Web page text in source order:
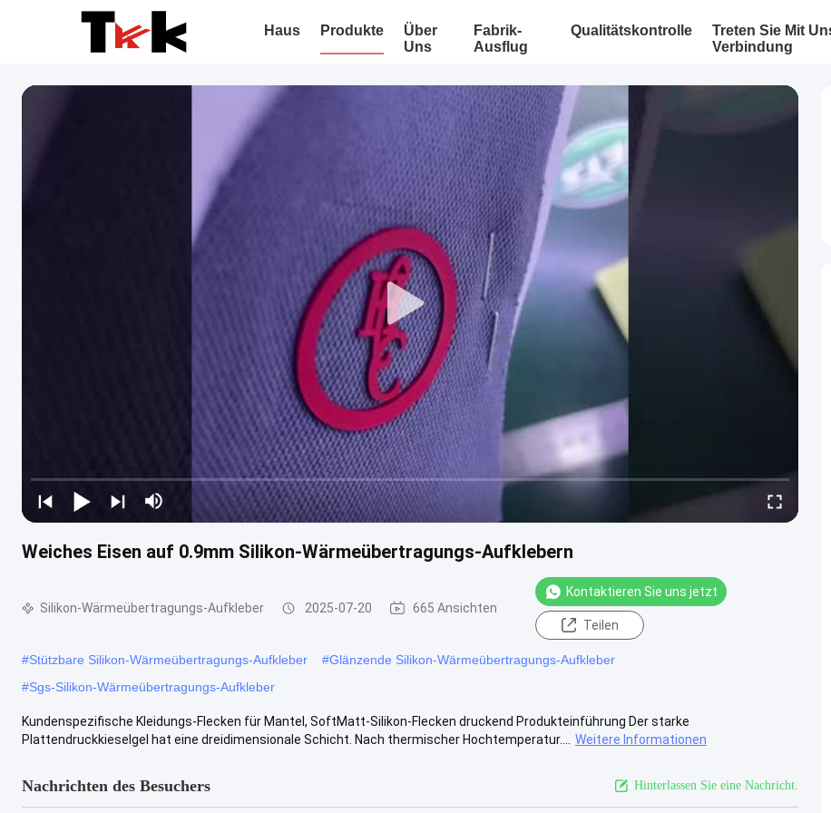
Haus Produkte
Über
Uns
Fabrik-
Ausflug
Qualitätskontrolle
Treten Sie Mit
Verbindung
Weiches Eisen auf 0.9mm Silikon-Wärmeübertragungs-Aufklebern
Silikon-Wärmeübertragungs-Aufkleber 2025-07-20 665 Ansichten
Kontaktieren Sie uns jetzt
Teilen
#Stützbare Silikon-Wärmeübertragungs-Aufkleber #Glänzende Silikon-Wärmeübertragungs-Aufkleber
#Sgs-Silikon-Wärmeübertragungs-Aufkleber
Kundenspezifische Kleidungs-Flecken für Mantel, SoftMatt-Silikon-Flecken druckend Produkteinführung Der starke
Plattendruckkieselgel hat eine dreidimensionale Schicht. Nach thermischer Hochtemperatur....
Weitere Informationen
Nachrichten des Besuchers Hinterlassen Sie eine Nachricht.